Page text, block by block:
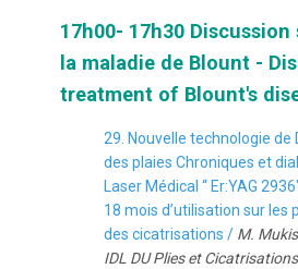
17h00- 17h30
la maladie de Blount -
treatment of Blount's
29. Nouvelle technologie
des plaies Chroniques et
Laser Médical “ Er:YAG
18 mois d’utilisation sur les
des cicatrisations / M.
IDL DU Plies et